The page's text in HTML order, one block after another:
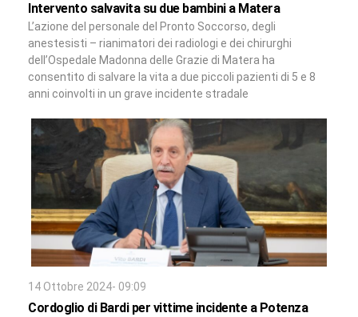
Intervento salvavita su due bambini a Matera
L’azione del personale del Pronto Soccorso, degli
anestesisti – rianimatori dei radiologi e dei chirurghi
dell’Ospedale Madonna delle Grazie di Matera ha
consentito di salvare la vita a due piccoli pazienti di 5 e 8
anni coinvolti in un grave incidente stradale
14 Ottobre 2024- 09:09
Cordoglio di Bardi per vittime incidente a Potenza